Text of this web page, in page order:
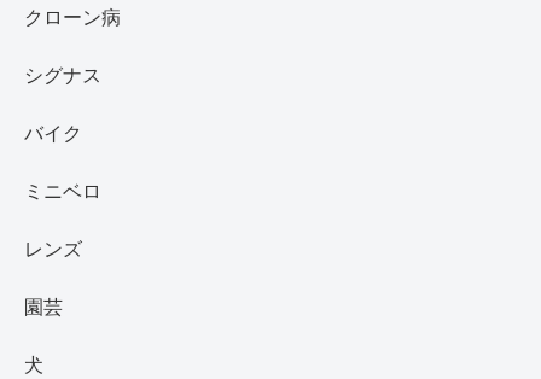
クローン病
シグナス
バイク
ミニベロ
レンズ
園芸
犬